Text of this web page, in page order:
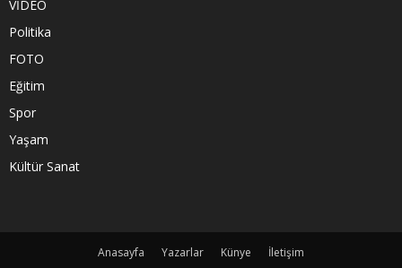
VİDEO
Politika
FOTO
Eğitim
Spor
Yaşam
Kültür Sanat
Anasayfa Yazarlar Künye
İletişim